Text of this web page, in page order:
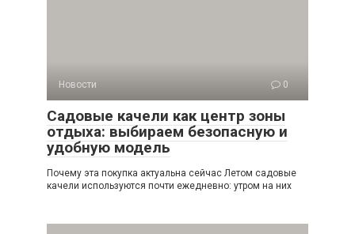
Новости 0
Садовые качели как центр зоны
отдыха: выбираем безопасную и
удобную модель
Почему эта покупка актуальна сейчас Летом садовые
качели используются почти ежедневно: утром на них